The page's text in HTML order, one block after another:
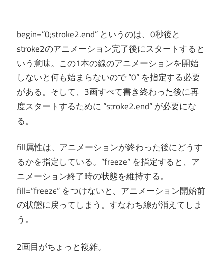
begin=”0;stroke2.end” というのは、0秒後と
stroke2のアニメーション完了後にスタートすると
いう意味。この1本の線のアニメーションを開始
しないと何も始まらないので “0” を指定する必要
がある。そして、3画すべて書き終わった後に再
度スタートするために “stroke2.end” が必要にな
る。
fill属性は、アニメーションが終わった後にどうす
るかを指定している。”freeze” を指定すると、ア
ニメーション終了時の状態を維持する。
fill=”freeze” をつけないと、アニメーション開始前
の状態に戻ってしまう。すなわち線が消えてしま
う。
2画目がちょっと複雑。